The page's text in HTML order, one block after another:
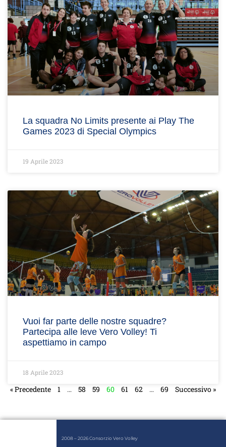
La squadra No Limits presente ai Play The
Games 2023 di Special Olympics
19 Aprile 2023
Vuoi far parte delle nostre squadre?
Partecipa alle leve Vero Volley! Ti
aspettiamo in campo
18 Aprile 2023
« Precedente 1 … 58 59 60 61 62 … 69 Successivo »
2008 – 2026 Consorzio Vero Volley